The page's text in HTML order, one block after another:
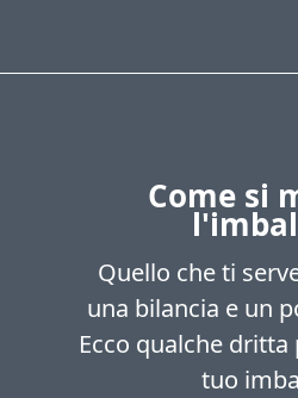
Come si
Quello che ti
una bilancia e un
Ecco qualche
tuo